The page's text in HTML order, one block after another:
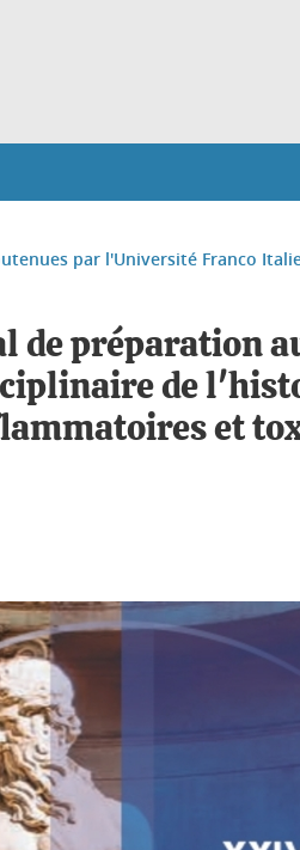
par l'Université Franco
de préparation
de
et